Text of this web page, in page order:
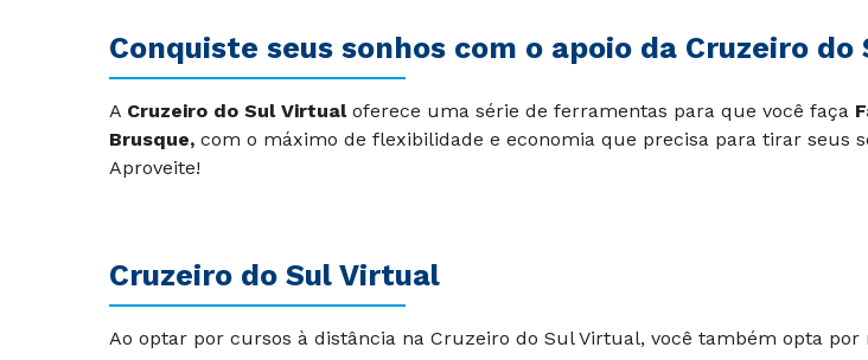
Conquiste seus sonhos com o apoio da Cruzeiro
A Cruzeiro do Sul Virtualoferece uma série de ferramentas para que você faça
Brusque, com o máximo de flexibilidade e economia que precisa para tirar seus
Aproveite!
Cruzeiro do Sul Virtual
Ao optar por cursos à distância na Cruzeiro do Sul Virtual, você também opta por